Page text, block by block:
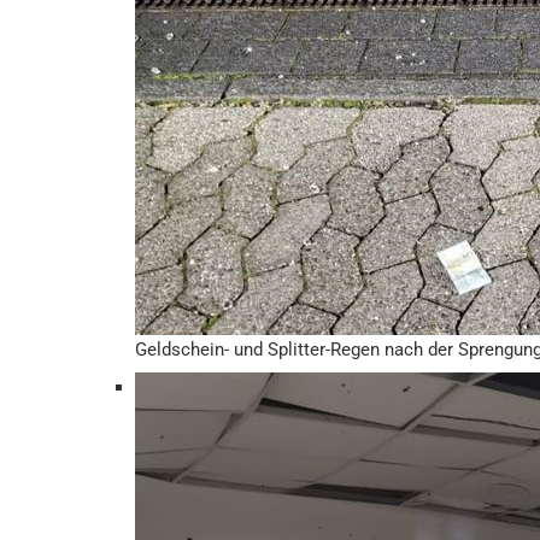
Geldschein- und Splitter-Regen nach der